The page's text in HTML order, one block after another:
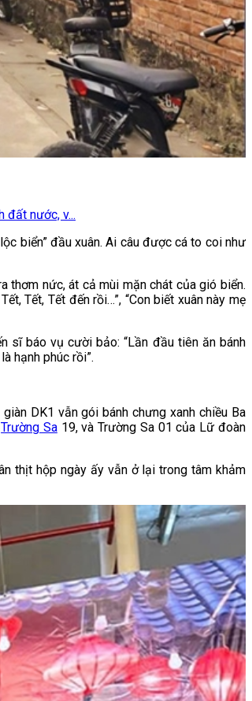
đất nước, v...
biển” đầu xuân. Ai câu được cá to coi như
thơm nức, át cả mùi mặn chát của gió biển.
Tết, Tết đến rồi…”, “Con biết xuân này mẹ
sĩ báo vụ cười bảo: “Lần đầu tiên ăn bánh
hạnh phúc rồi”.
DK1 vẫn gói bánh chưng xanh chiều Ba
Trường Sa19, và Trường Sa 01 của Lữ đoàn
thịt hộp ngày ấy vẫn ở lại trong tâm khảm